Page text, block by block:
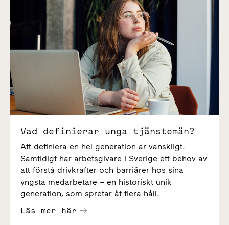
Vad definierar unga tjänstemän?
Att definiera en hel generation är vanskligt.
Samtidigt har arbetsgivare i Sverige ett behov av
att förstå drivkrafter och barriärer hos sina
yngsta medarbetare – en historiskt unik
generation, som spretar åt flera håll.
Läs mer här